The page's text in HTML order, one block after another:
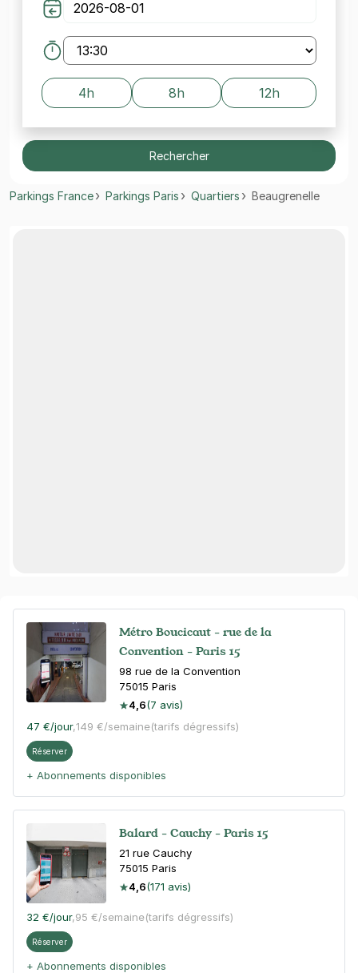
4h 8h 12h
Rechercher
Parkings France Parkings Paris Quartiers Beaugrenelle
Métro Boucicaut - rue de la
Convention - Paris 15
98 rue de la Convention
75015 Paris
4,6(7 avis)
47 €/jour,149 €/semaine(tarifs dégressifs)
Réserver
+ Abonnements disponibles
Balard - Cauchy - Paris 15
21 rue Cauchy
75015 Paris
4,6(171 avis)
32 €/jour,95 €/semaine(tarifs dégressifs)
Réserver
+ Abonnements disponibles